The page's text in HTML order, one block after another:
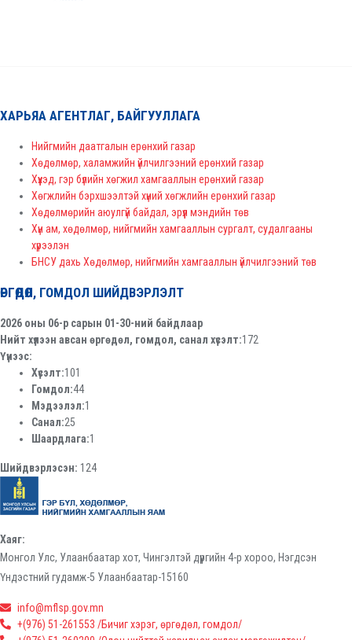
ХАРЬЯА АГЕНТЛАГ, БАЙГУУЛЛАГА
Нийгмийн даатгалын ерөнхий газар
Хөдөлмөр, халамжийн үйлчилгээний ерөнхий газар
Хүүхэд, гэр бүлийн хөгжил хамгааллын ерөнхий газар
Хөгжлийн бэрхшээлтэй хүний хөгжлийн ерөнхий газар
Хөдөлмөрийн аюулгүй байдал, эрүүл мэндийн төв
Хүн ам, хөдөлмөр, нийгмийн хамгааллын сургалт, судалгааны
хүрээлэн
БНСУ дахь Хөдөлмөр, нийгмийн хамгааллын үйлчилгээний төв
ӨРГӨДӨЛ, ГОМДОЛ ШИЙДВЭРЛЭЛТ
2026 оны 06-р сарын 01-30-ний байдлаар
Нийт хүлээн авсан өргөдөл, гомдол, санал хүсэлт:172
Үүнээс:
Хүсэлт:101
Гомдол:44
Мэдээлэл:1
Санал:25
Шаардлага:1
Шийдвэрлэсэн: 124
Хаяг:
Монгол Улс, Улаанбаатар хот, Чингэлтэй дүүргийн 4-р хороо, Нэгдсэн
Үндэстний гудамж-5 Улаанбаатар-15160
info@mflsp.gov.mn
+(976) 51-261553 /Бичиг хэрэг, өргөдөл, гомдол/